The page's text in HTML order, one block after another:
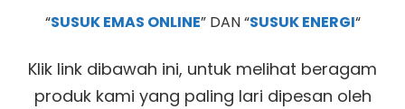
“SUSUK EMAS ONLINE” DAN “SUSUK ENERGI“
Klik link dibawah ini, untuk melihat beragam
produk kami yang paling lari dipesan oleh